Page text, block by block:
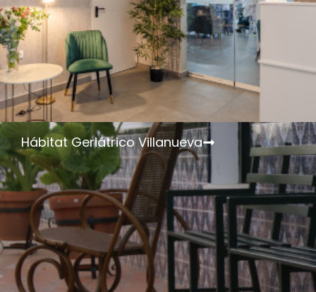
Hábitat Geriátrico Villanueva